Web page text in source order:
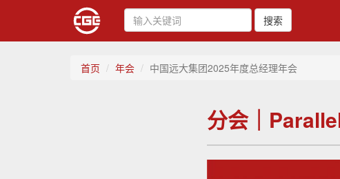
搜索
首页 年会 中国远大集团2025年度总经理年会
分会｜